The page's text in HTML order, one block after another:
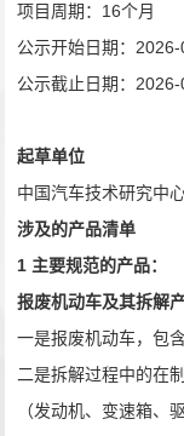
项目周期： 16个月
公示开始日期：
公示截止日期：
起草单位
中国汽车技术研究中
涉及的产品清单
1 主要规范的产品：
报废机动车及其拆解
一是报废机动车，包
二是拆解过程中的在
（发动机、变速箱、